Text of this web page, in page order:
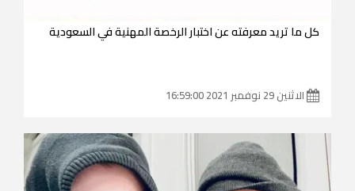
كل ما تريد معرفته عن اختبار الرخصة المهنية في السعودية
الاثنين 29 نوفمبر 2021 16:59:00